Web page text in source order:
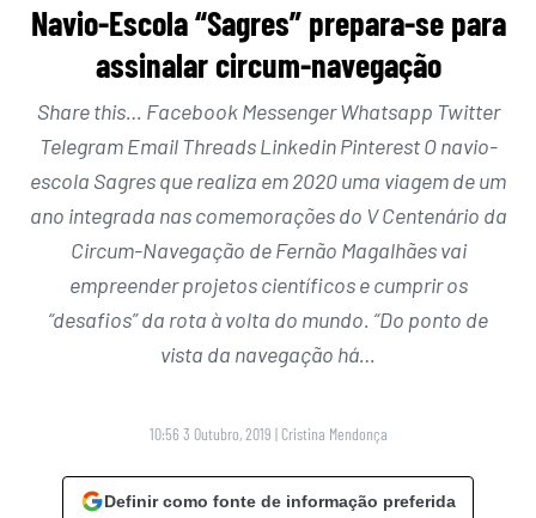
Navio-Escola “Sagres” prepara-se para
assinalar circum-navegação
Share this… Facebook Messenger Whatsapp Twitter
Telegram Email Threads Linkedin Pinterest O navio-
escola Sagres que realiza em 2020 uma viagem de um
ano integrada nas comemorações do V Centenário da
Circum-Navegação de Fernão Magalhães vai
empreender projetos científicos e cumprir os
“desafios” da rota à volta do mundo. “Do ponto de
vista da navegação há…
10:56 3 Outubro, 2019 | Cristina Mendonça
Definir como fonte de informação preferida